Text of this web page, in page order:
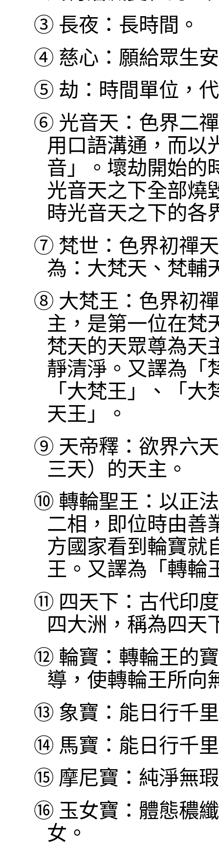
③ 長夜：長時間。
④ 慈心：願給眾生
⑤ 劫：時間單位，
⑥ 光音天：色界二
用口語溝通，而以
音」。壞劫開始的
光音天之下全部燒
時光音天之下的各
⑦ 梵世：色界初禪
為：大梵天、梵輔
⑧ 大梵王：色界初
主，是第一位在梵
梵天的天眾尊為天
靜清淨。又譯為「
「大梵王」、「
天王」。
⑨ 天帝釋：欲界六
三天）的天主。
⑩ 轉輪聖王：以正
二相，即位時由善
方國家看到輪寶就
王。又譯為「轉輪
⑪ 四天下：古代印
四大洲，稱為四天
⑫ 輪寶：轉輪王的
導，使轉輪王所向
⑬ 象寶：能日行千
⑭ 馬寶：能日行千
⑮ 摩尼寶：純淨無
⑯ 玉女寶：體態穠
女。